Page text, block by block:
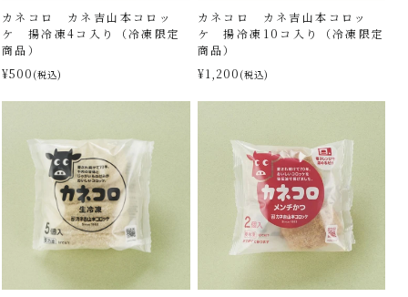
カネコロ カネ吉山本コロッ
ケ 揚冷凍4コ入り（冷凍限定
商品）
¥500 (税込)
カネコロ カネ吉山本コロッ
ケ 揚冷凍10コ入り（冷凍限定
商品）
¥1,200 (税込)